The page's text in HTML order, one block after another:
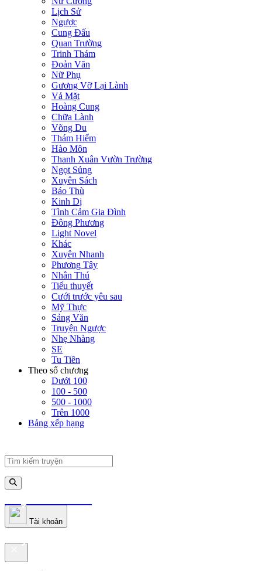
Lịch Sử
Ngược
Cung Đấu
Quan Trường
Trinh Thám
Đoản Văn
Nữ Phụ
Gương Vỡ Lại Lành
Vả Mặt
Hoàng Cung
Chữa Lành
Võng Du
Thám Hiểm
Hào Môn
Thanh Xuân Vườn Trường
Ngọt Sủng
Xuyên Sách
Báo Thù
Kinh Dị
Tình Cảm Gia Đình
Đông Phương
Light Novel
Khác
Xuyên Nhanh
Phương Tây
Nhân Thú
Tiểu thuyết
Cưới trước yêu sau
Mỹ Thực
Sảng Văn
Truyện Ngược
Nhẹ Nhàng
SE
Tu Tiên
Theo số chương
Dưới 100
100 - 500
500 - 1000
Trên 1000
Bảng xếp hạng
truyenfullz.com
Tài khoản
truyenfullz.com